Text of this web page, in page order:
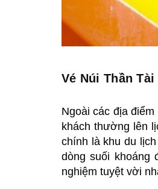
Vé Núi Thần
Ngoài các địa
khách thường lên
chính là khu du
dòng suối khoáng
nghiệm tuyệt vời